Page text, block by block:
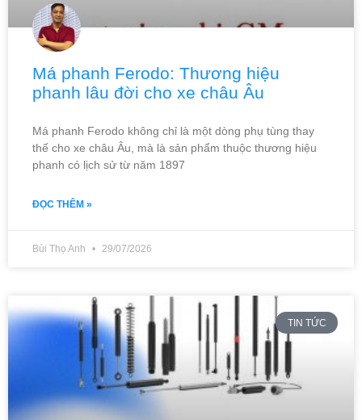
Má phanh Ferodo: Thương hiệu
phanh lâu đời cho xe châu Âu
Má phanh Ferodo không chỉ là một dòng phụ tùng thay
thế cho xe châu Âu, mà là sản phẩm thuộc thương hiệu
phanh có lịch sử từ năm 1897
ĐỌC THÊM »
Bùi Thọ Anh 29/07/2026
TIN TỨC